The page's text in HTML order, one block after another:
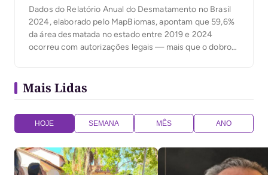
Dados do Relatório Anual do Desmatamento no Brasil
2024, elaborado pelo MapBiomas, apontam que 59,6%
da área desmatada no estado entre 2019 e 2024
ocorreu com autorizações legais — mais que o dobro
Mais Lidas
HOJE SEMANA MÊS ANO